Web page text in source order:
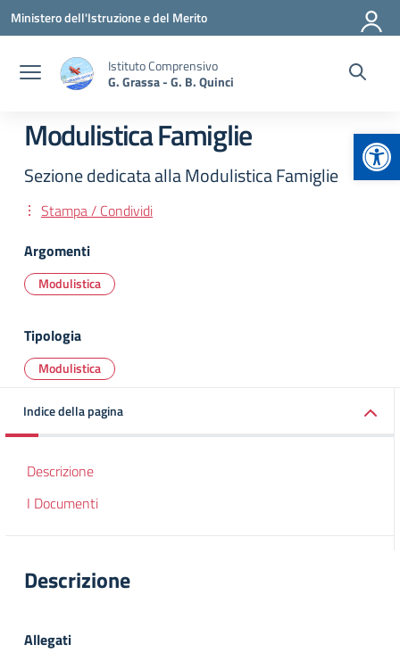
Vai ai contenuti
Vai al menu di navigazione
Vai al footer
Ministero dell'Istruzione e del Merito
Istituto Comprensivo
G. Grassa - G. B. Quinci
Modulistica Famiglie
Sezione dedicata alla Modulistica Famiglie
Stampa / Condividi
Argomenti
Modulistica
Tipologia
Modulistica
Indice della pagina
Descrizione
I Documenti
Descrizione
Allegati